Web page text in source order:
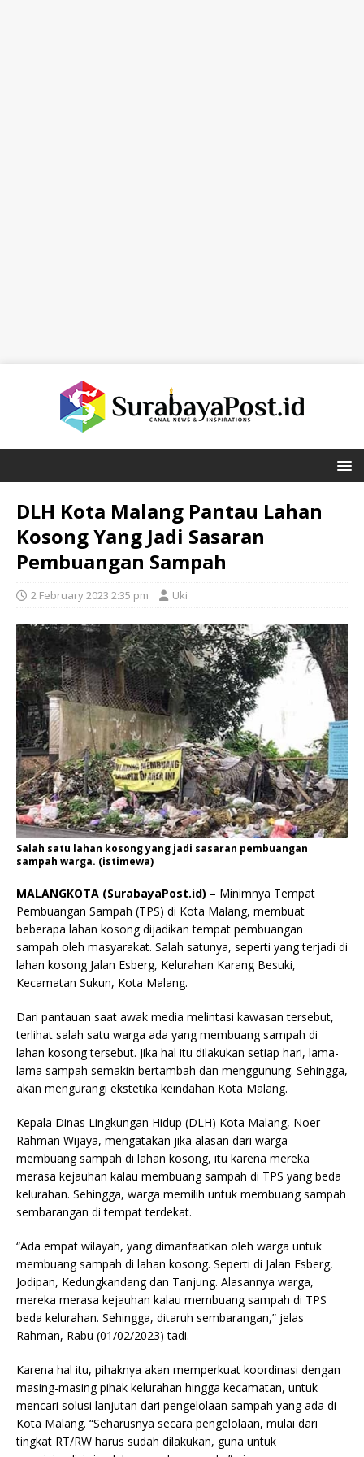
DLH Kota Malang Pantau Lahan
Kosong Yang Jadi Sasaran
Pembuangan Sampah
2 February 2023 2:35 pm Uki
Salah satu lahan kosong yang jadi sasaran pembuangan
sampah warga. (istimewa)
MALANGKOTA (SurabayaPost.id) – Minimnya Tempat
Pembuangan Sampah (TPS) di Kota Malang, membuat
beberapa lahan kosong dijadikan tempat pembuangan
sampah oleh masyarakat. Salah satunya, seperti yang terjadi di
lahan kosong Jalan Esberg, Kelurahan Karang Besuki,
Kecamatan Sukun, Kota Malang.
Dari pantauan saat awak media melintasi kawasan tersebut,
terlihat salah satu warga ada yang membuang sampah di
lahan kosong tersebut. Jika hal itu dilakukan setiap hari, lama-
lama sampah semakin bertambah dan menggunung. Sehingga,
akan mengurangi ekstetika keindahan Kota Malang.
Kepala Dinas Lingkungan Hidup (DLH) Kota Malang, Noer
Rahman Wijaya, mengatakan jika alasan dari warga
membuang sampah di lahan kosong, itu karena mereka
merasa kejauhan kalau membuang sampah di TPS yang beda
kelurahan. Sehingga, warga memilih untuk membuang sampah
sembarangan di tempat terdekat.
“Ada empat wilayah, yang dimanfaatkan oleh warga untuk
membuang sampah di lahan kosong. Seperti di Jalan Esberg,
Jodipan, Kedungkandang dan Tanjung. Alasannya warga,
mereka merasa kejauhan kalau membuang sampah di TPS
beda kelurahan. Sehingga, ditaruh sembarangan,” jelas
Rahman, Rabu (01/02/2023) tadi.
Karena hal itu, pihaknya akan memperkuat koordinasi dengan
masing-masing pihak kelurahan hingga kecamatan, untuk
mencari solusi lanjutan dari pengelolaan sampah yang ada di
Kota Malang. “Seharusnya secara pengelolaan, mulai dari
tingkat RT/RW harus sudah dilakukan, guna untuk